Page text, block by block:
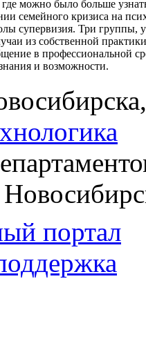
можно было больше
семейного кризиса на
супервизия. Три группы,
из собственной
в профессиональной
и возможности.
портал